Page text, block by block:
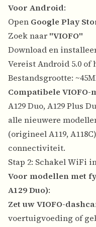
Voor Android:
Open Google Play
Zoek naar "VIOFO"
Download en
Vereist Android 5.0 of
Bestandsgrootte:
Compatibele VIOFO-
A129 Duo, A129 Plus
alle nieuwere
(origineel A119,
connectiviteit.
Stap 2: Schakel WiFi
Voor modellen met
A129 Duo):
Zet uw VIOFO-
voertuigvoeding of